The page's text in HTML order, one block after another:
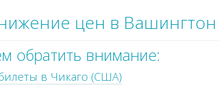
цен в Вашингтон
обратить внимание:
в Чикаго (США)